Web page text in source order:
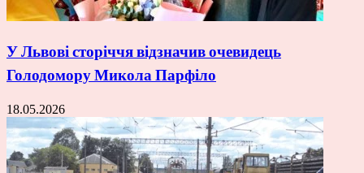
У Львові сторіччя відзначив очевидець
Голодомору Микола Парфіло
18.05.2026